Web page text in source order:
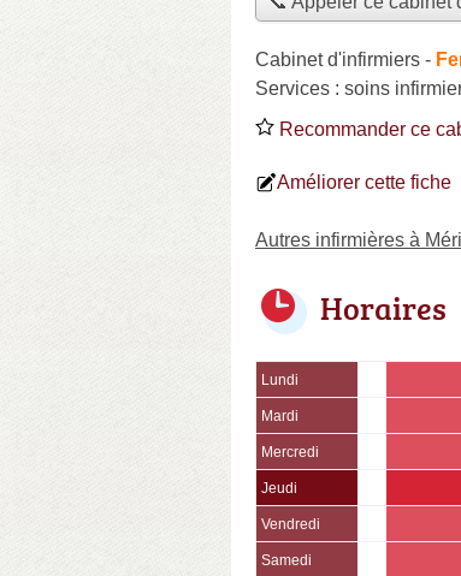
Cabinet d'infirmiers -
Services : soins
Recommander ce
Améliorer cette fiche
Autres infirmières à
Horaires
Lundi
Mardi
Mercredi
Jeudi
Vendredi
Samedi